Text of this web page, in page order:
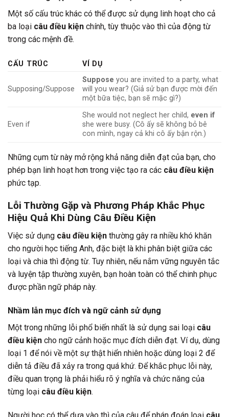
Một số cấu trúc khác có thể được sử dụng linh hoạt cho cả
ba loại câu điều kiện chính, tùy thuộc vào thì của động từ
trong các mệnh đề.
CẤU TRÚC VÍ DỤ
Supposing/Suppose
Suppose you are invited to a party, what
will you wear? (Giả sử bạn được mời đến
một bữa tiệc, bạn sẽ mặc gì?)
Even if
She would not neglect her child, even if
she were busy. (Cô ấy sẽ không bỏ bê
con mình, ngay cả khi cô ấy bận rộn.)
Những cụm từ này mở rộng khả năng diễn đạt của bạn, cho
phép bạn linh hoạt hơn trong việc tạo ra các câu điều kiện
phức tạp.
Lỗi Thường Gặp và Phương Pháp Khắc Phục
Hiệu Quả Khi Dùng Câu Điều Kiện
Việc sử dụng câu điều kiện thường gây ra nhiều khó khăn
cho người học tiếng Anh, đặc biệt là khi phân biệt giữa các
loại và chia thì động từ. Tuy nhiên, nếu nắm vững nguyên tắc
và luyện tập thường xuyên, bạn hoàn toàn có thể chinh phục
được phần ngữ pháp này.
Nhầm lẫn mục đích và ngữ cảnh sử dụng
Một trong những lỗi phổ biến nhất là sử dụng sai loại câu
điều kiện cho ngữ cảnh hoặc mục đích diễn đạt. Ví dụ, dùng
loại 1 để nói về một sự thật hiển nhiên hoặc dùng loại 2 để
diễn tả điều đã xảy ra trong quá khứ. Để khắc phục lỗi này,
điều quan trọng là phải hiểu rõ ý nghĩa và chức năng của
từng loại câu điều kiện.
Người học có thể dựa vào thì của câu để phán đoán loại câu